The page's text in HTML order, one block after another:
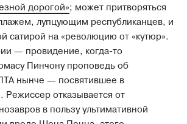
дорогой»; может притворяться
лупцующим республиканцев, и
сатирой на «революцию от «кутюр».
— провидение, когда-то
Пинчону проповедь об
нынче — посвятившее в
отказывается от
в пользу ультимативной